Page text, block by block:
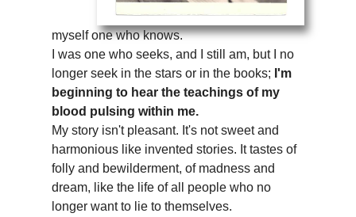
myself one who knows.
I was one who seeks, and I still am, but I no
longer seek in the stars or in the books; I'm
beginning to hear the teachings of my
blood pulsing within me.
My story isn't pleasant. It's not sweet and
harmonious like invented stories. It tastes of
folly and bewilderment, of madness and
dream, like the life of all people who no
longer want to lie to themselves.